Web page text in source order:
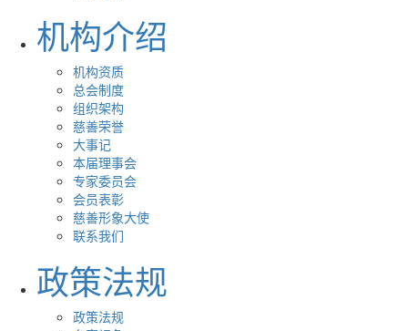
机构介绍
机构资质
总会制度
组织架构
慈善荣誉
大事记
本届理事会
专家委员会
会员表彰
慈善形象大使
联系我们
政策法规
政策法规